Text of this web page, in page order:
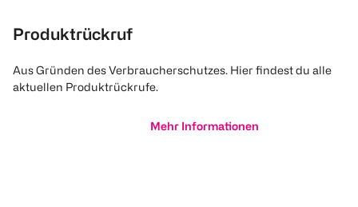
Produktrückruf
Aus Gründen des Verbraucherschutzes. Hier findest du alle
aktuellen Produktrückrufe.
Mehr Informationen